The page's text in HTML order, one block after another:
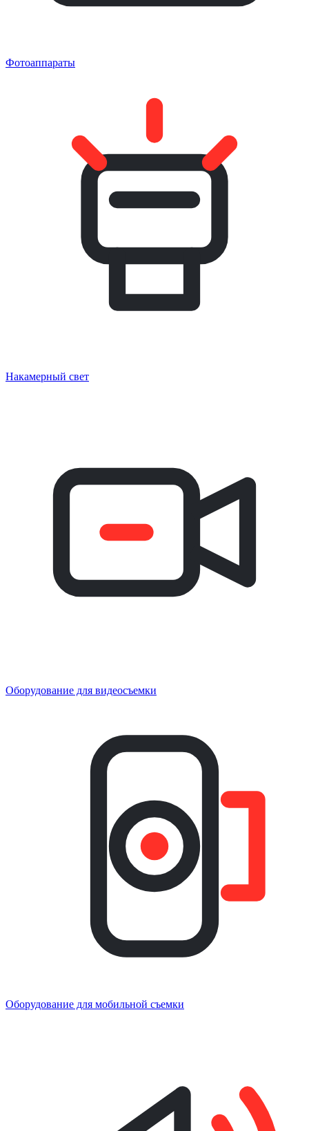
Фотоаппараты
Накамерный свет
Оборудование для видеосъемки
Оборудование для мобильной съемки